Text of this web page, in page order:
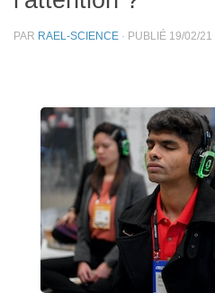
PAR RAEL-SCIENCE · PUBLIÉ 19/02/21